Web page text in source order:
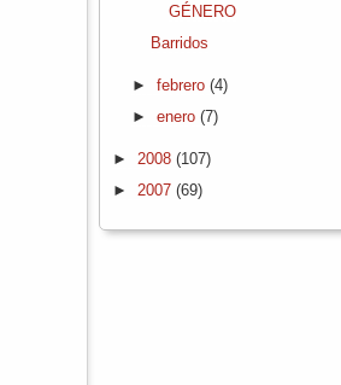
GÉNERO
Barridos
► febrero (4)
► enero (7)
► 2008 (107)
► 2007 (69)